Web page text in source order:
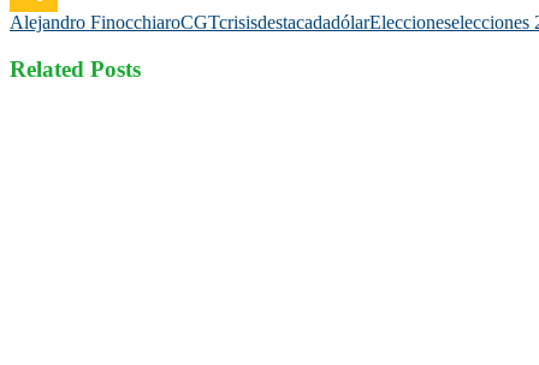
Alejandro FinocchiaroCGTcrisisdestacadadólarEleccioneselecciones
Related Posts